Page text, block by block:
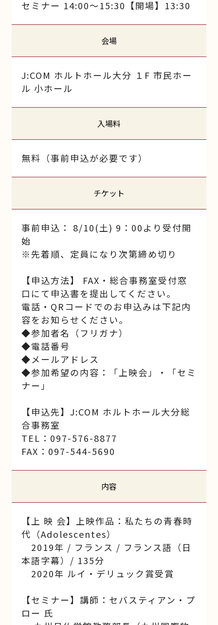
セミナー 14:00～15:30【開場】13:30
会場
J:COM ホルトホール大分 １F 市民ホー
ル 小ホール
入場料
無料（事前申込が必要です）
チケット
事前申込： 8/10(土) 9：00より受付開
始
※先着順、定員になり次第締め切り
【申込方法】 FAX・総合事務室受付窓
口にて申込書を提出してください。
電話・QRコードでのお申込みは下記内
容をお知らせください。
◆参加者名（フリガナ）
◆電話番号
◆メールアドレス
◆参加希望の内容：「上映会」・「セミ
ナー」
【申込先】J:COM ホルトホール大分総
合事務室
TEL：097-576-8877
FAX：097-544-5690
内容
【上 映 会】上映作品：私たちの青春時
代（Adolescentes）
2019年 / フランス / フランス語（日
本語字幕）/ 135分
2020年 ルイ・デリュック賞受賞
【セミナー】講師：セバスティアン・プ
ロー 氏